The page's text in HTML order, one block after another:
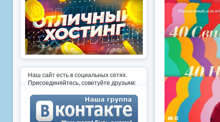
Наш сайт есть в социальных сетях.
Присоединяйтесь, советуйте друзьям: